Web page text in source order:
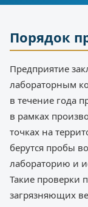
Порядок
Предприятие
лабораторным
в течение года
в рамках
точках на
берутся пробы
лабораторию и
Такие проверки
загрязняющих